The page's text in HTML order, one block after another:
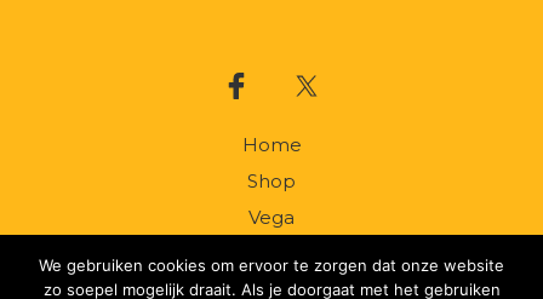
Home
Shop
Vega
Groothandel
We gebruiken cookies om ervoor te zorgen dat onze website
zo soepel mogelijk draait. Als je doorgaat met het gebruiken